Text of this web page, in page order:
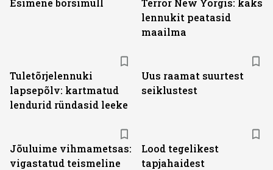
Esimene börsimull
Terror New Yorgis: kaks
lennukit peatasid
maailma
Tuletõrjelennuki
lapsepõlv: kartmatud
lendurid ründasid leeke
Uus raamat suurtest
seiklustest
Jõuluime vihmametsas:
vigastatud teismeline
Lood tegelikest
tapjahaidest